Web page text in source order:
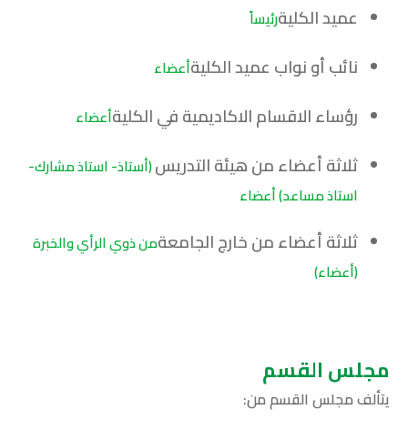
عميد الكليةرئيساً
نائب أو نواب عميد الكليةأعضاء
رؤساء الاقسام الاكاديمية في الكليةأعضاء
ثلاثة أعضاء من هيئة التدريس(أستاذ- استاذ مشارك-
استاذ مساعد) أعضاء
ثلاثة أعضاء من خارج الجامعةمن ذوي الرأي والخبرة
(أعضاء)
مجلس القسم
يتألف مجلس القسم من: